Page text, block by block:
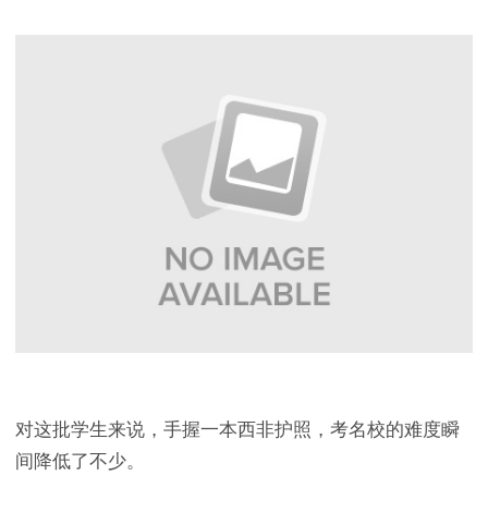
对这批学生来说，手握一本西非护照，考名校的难度瞬
间降低了不少。